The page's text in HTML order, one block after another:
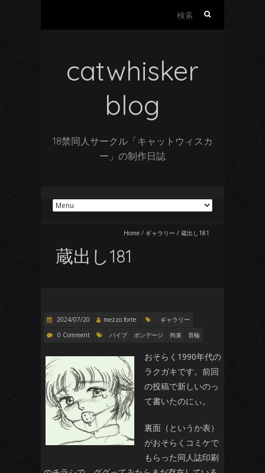
catwhisker
blog
18禁同人サークル「キャットウィスカ
ー」の制作日誌
Home / ギャラリー / 蔵出し181
蔵出し181
2024/07/20 mezzo forte
ギャラリー
0 Comment
バイブ ボンデージ 拘束 首輪
おそらく1990年代の
ラクガキです。前回
の投稿で新しいのっ
て書いたのにぃ。
裏面（というか表）
がおそらくコミケで
もらった同人誌印刷